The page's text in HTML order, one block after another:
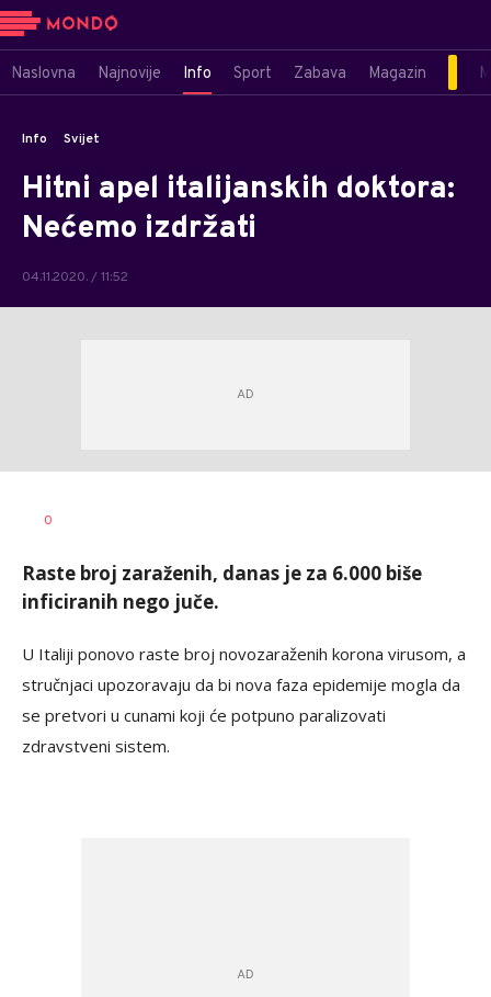
Naslovna Najnovije Info Sport Zabava Magazin
Info Svijet
Hitni apel italijanskih doktora:
Nećemo izdržati
04.11.2020. / 11:52
AUTOR
0
Raste broj zaraženih, danas je za 6.000 biše
inficiranih nego juče.
U Italiji ponovo raste broj novozaraženih korona virusom, a
stručnjaci upozoravaju da bi nova faza epidemije mogla da
se pretvori u cunami koji će potpuno paralizovati
zdravstveni sistem.